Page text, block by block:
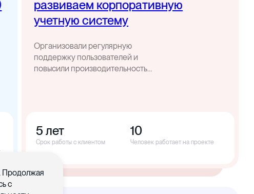
развиваем корпоративную
учетную систему
Организовали регулярную
поддержку пользователей и
повысили производительность
5 лет
Срок работы с клиентом
10
Человек работает на проекте
Продолжая
с